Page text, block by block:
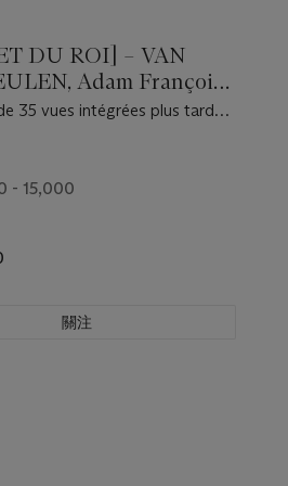
DU ROI] – VAN
Adam François
35 vues intégrées plus tard
- 15,000
關注